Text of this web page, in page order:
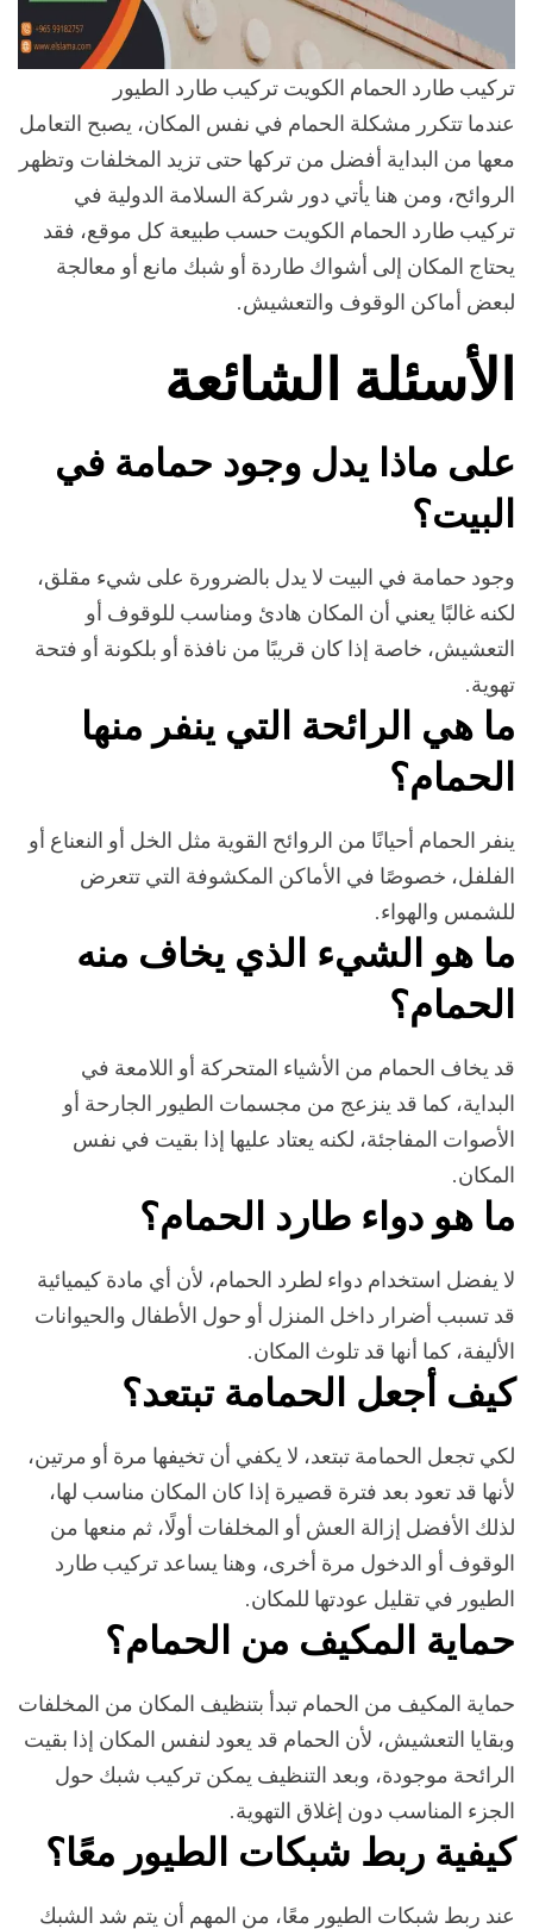
تركيب طارد الحمام الكويت تركيب طارد الطيور
عندما تتكرر مشكلة الحمام في نفس المكان، يصبح التعامل
معها من البداية أفضل من تركها حتى تزيد المخلفات وتظهر
الروائح، ومن هنا يأتي دور شركة السلامة الدولية في
تركيب طارد الحمام الكويت حسب طبيعة كل موقع، فقد
يحتاج المكان إلى أشواك طاردة أو شبك مانع أو معالجة
لبعض أماكن الوقوف والتعشيش.
الأسئلة الشائعة
على ماذا يدل وجود حمامة في
البيت؟
وجود حمامة في البيت لا يدل بالضرورة على شيء مقلق،
لكنه غالبًا يعني أن المكان هادئ ومناسب للوقوف أو
التعشيش، خاصة إذا كان قريبًا من نافذة أو بلكونة أو فتحة
تهوية.
ما هي الرائحة التي ينفر منها
الحمام؟
ينفر الحمام أحيانًا من الروائح القوية مثل الخل أو النعناع أو
الفلفل، خصوصًا في الأماكن المكشوفة التي تتعرض
للشمس والهواء.
ما هو الشيء الذي يخاف منه
الحمام؟
قد يخاف الحمام من الأشياء المتحركة أو اللامعة في
البداية، كما قد ينزعج من مجسمات الطيور الجارحة أو
الأصوات المفاجئة، لكنه يعتاد عليها إذا بقيت في نفس
المكان.
ما هو دواء طارد الحمام؟
لا يفضل استخدام دواء لطرد الحمام، لأن أي مادة كيميائية
قد تسبب أضرار داخل المنزل أو حول الأطفال والحيوانات
الأليفة، كما أنها قد تلوث المكان.
كيف أجعل الحمامة تبتعد؟
لكي تجعل الحمامة تبتعد، لا يكفي أن تخيفها مرة أو مرتين،
لأنها قد تعود بعد فترة قصيرة إذا كان المكان مناسب لها،
لذلك الأفضل إزالة العش أو المخلفات أولًا، ثم منعها من
الوقوف أو الدخول مرة أخرى، وهنا يساعد تركيب طارد
الطيور في تقليل عودتها للمكان.
حماية المكيف من الحمام؟
حماية المكيف من الحمام تبدأ بتنظيف المكان من المخلفات
وبقايا التعشيش، لأن الحمام قد يعود لنفس المكان إذا بقيت
الرائحة موجودة، وبعد التنظيف يمكن تركيب شبك حول
الجزء المناسب دون إغلاق التهوية.
كيفية ربط شبكات الطيور معًا؟
عند ربط شبكات الطيور معًا، من المهم أن يتم شد الشبك